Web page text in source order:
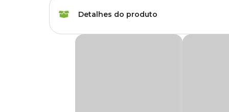
Gênero Unissex
Detalhes do produto